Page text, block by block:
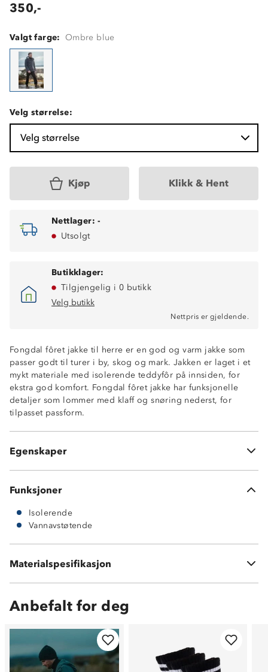
350,-
Valgt farge: Ombre blue
Velg størrelse:
Velg størrelse
Kjøp Klikk & Hent
Nettlager: -
Utsolgt
Butikklager:
Tilgjengelig i 0 butikk
Velg butikk
Nettpris er gjeldende.
Fongdal fôret jakke til herre er en god og varm jakke som
passer godt til turer i by, skog og mark. Jakken er laget i et
mykt materiale med isolerende teddyfôr på innsiden, for
ekstra god komfort. Fongdal fôret jakke har funksjonelle
detaljer som lommer med klaff og snøring nederst, for
tilpasset passform.
Egenskaper
Vannavstøtende
Toveisglidelås
To lommer med klaff og knapp
Fast hette med justeringsmuligheter
Klaff med trykknapper foran
Justeringsmuligheter i livet
Fôring på innsiden av overkropp og i hetten
Funksjoner
Isolerende
Vannavstøtende
Materialspesifikasjon
35 % bomull
Anbefalt for deg